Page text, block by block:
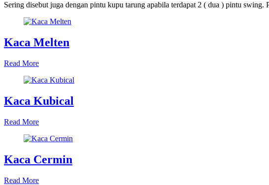
Sering disebut juga dengan pintu kupu tarung apabila terdapat 2 ( dua ) pintu swing.
Kaca Melten
Read More
Kaca Kubical
Read More
Kaca Cermin
Read More